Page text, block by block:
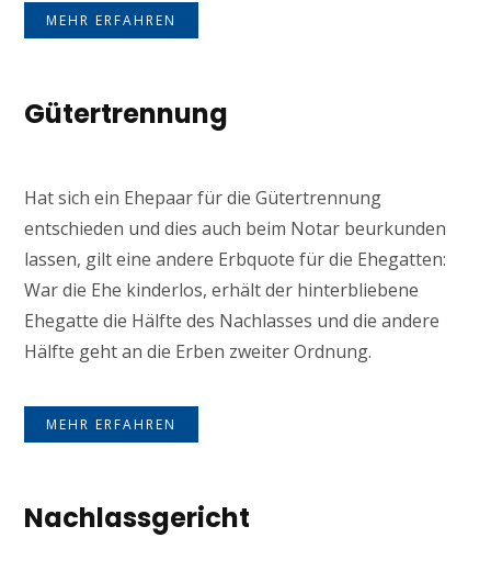
MEHR ERFAHREN
Gütertrennung
Hat sich ein Ehepaar für die Gütertrennung
entschieden und dies auch beim Notar beurkunden
lassen, gilt eine andere Erbquote für die Ehegatten:
War die Ehe kinderlos, erhält der hinterbliebene
Ehegatte die Hälfte des Nachlasses und die andere
Hälfte geht an die Erben zweiter Ordnung.
MEHR ERFAHREN
Nachlassgericht